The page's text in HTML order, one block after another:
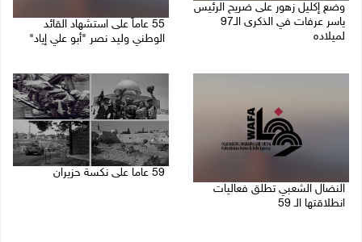
وضع إكليل زهور على ضريح الرئيس
ياسر عرفات في الذكرى الـ97
لميلاده
55 عاماً على استشهاد القائد
الوطني وليد نصر "أبو علي إياد"
النضال الشعبي تطلق فعاليات
انطلاقتها الـ 59
59 عاما على نكسة حزيران